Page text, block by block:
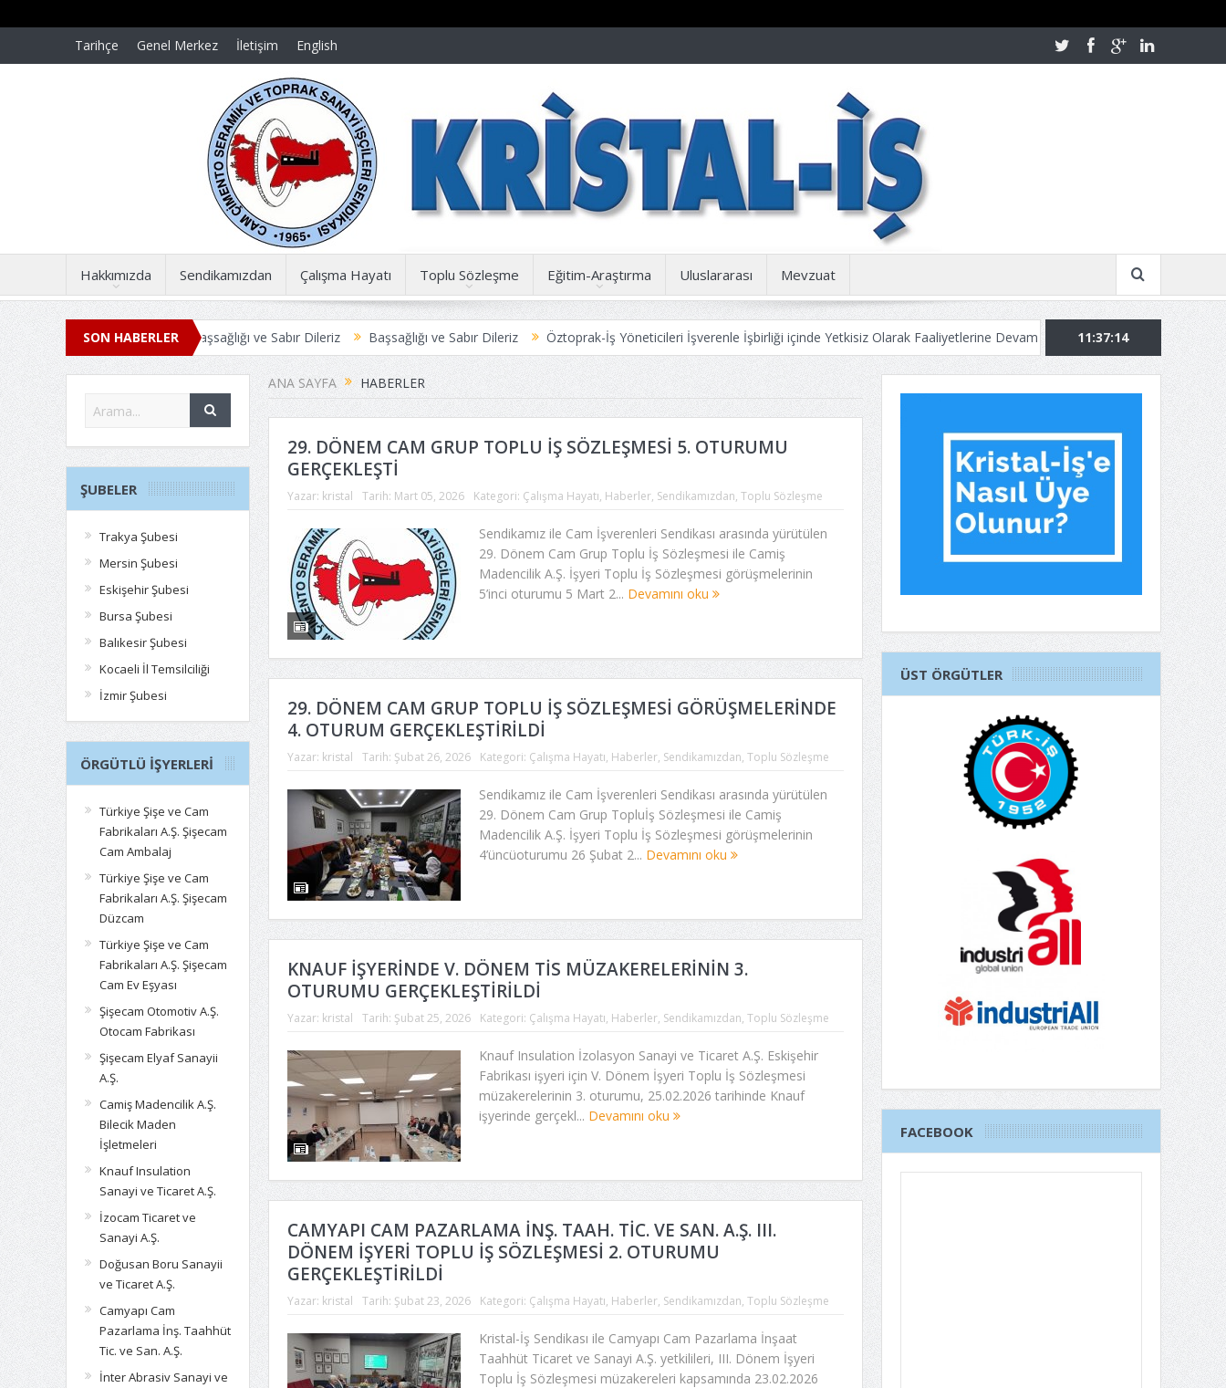
Tarihçe Genel Merkez İletişim English
Hakkımızda Sendikamızdan Çalışma Hayatı Toplu Sözleşme Eğitim-Araştırma Uluslararası Mevzuat
SON HABERLER
dün gibi taze Başsağlığı ve Sabır Dileriz Başsağlığı ve Sabır Dileriz Öztoprak-İş Yöneticileri İşverenle İşbirliği içinde Yetkisiz Olarak Faaliyetlerine Devam Ediyor!
Kurban Bayramınızı Tebrik
ANLAŞMAYLA SONUÇLANDI
Üyelerimize Duyuru
11:37:15
ANA SAYFA HABERLER
29. DÖNEM CAM GRUP TOPLU İŞ SÖZLEŞMESİ 5. OTURUMU
GERÇEKLEŞTİ
Yazar: kristal Tarih: Mart 05, 2026 Kategori: Çalışma Hayatı, Haberler, Sendikamızdan, Toplu Sözleşme
Sendikamız ile Cam İşverenleri Sendikası arasında yürütülen
29. Dönem Cam Grup Toplu İş Sözleşmesi ile Camiş
Madencilik A.Ş. İşyeri Toplu İş Sözleşmesi görüşmelerinin
5’inci oturumu 5 Mart 2... Devamını oku
29. DÖNEM CAM GRUP TOPLU İŞ SÖZLEŞMESİ GÖRÜŞMELERİNDE
4. OTURUM GERÇEKLEŞTİRİLDİ
Yazar: kristal Tarih: Şubat 26, 2026 Kategori: Çalışma Hayatı, Haberler, Sendikamızdan, Toplu Sözleşme
Sendikamız ile Cam İşverenleri Sendikası arasında yürütülen
29. Dönem Cam Grup Topluİş Sözleşmesi ile Camiş
Madencilik A.Ş. İşyeri Toplu İş Sözleşmesi görüşmelerinin
4’üncüoturumu 26 Şubat 2... Devamını oku
KNAUF İŞYERİNDE V. DÖNEM TİS MÜZAKERELERİNİN 3.
OTURUMU GERÇEKLEŞTİRİLDİ
Yazar: kristal Tarih: Şubat 25, 2026 Kategori: Çalışma Hayatı, Haberler, Sendikamızdan, Toplu Sözleşme
Knauf Insulation İzolasyon Sanayi ve Ticaret A.Ş. Eskişehir
Fabrikası işyeri için V. Dönem İşyeri Toplu İş Sözleşmesi
müzakerelerinin 3. oturumu, 25.02.2026 tarihinde Knauf
işyerinde gerçekl... Devamını oku
CAMYAPI CAM PAZARLAMA İNŞ. TAAH. TİC. VE SAN. A.Ş. III.
DÖNEM İŞYERİ TOPLU İŞ SÖZLEŞMESİ 2. OTURUMU
GERÇEKLEŞTİRİLDİ
Yazar: kristal Tarih: Şubat 23, 2026 Kategori: Çalışma Hayatı, Haberler, Sendikamızdan, Toplu Sözleşme
Kristal-İş Sendikası ile Camyapı Cam Pazarlama İnşaat
Taahhüt Ticaret ve Sanayi A.Ş. yetkilileri, III. Dönem İşyeri
Toplu İş Sözleşmesi müzakereleri kapsamında 23.02.2026
ŞUBELER
Trakya Şubesi
Mersin Şubesi
Eskişehir Şubesi
Bursa Şubesi
Balıkesir Şubesi
Kocaeli İl Temsilciliği
İzmir Şubesi
ÖRGÜTLÜ İŞYERLERI
Türkiye Şişe ve Cam
Fabrikaları A.Ş. Şişecam
Cam Ambalaj
Türkiye Şişe ve Cam
Fabrikaları A.Ş. Şişecam
Düzcam
Türkiye Şişe ve Cam
Fabrikaları A.Ş. Şişecam
Cam Ev Eşyası
Şişecam Otomotiv A.Ş.
Otocam Fabrikası
Şişecam Elyaf Sanayii
A.Ş.
Camiş Madencilik A.Ş.
Bilecik Maden
İşletmeleri
Knauf Insulation
Sanayi ve Ticaret A.Ş.
İzocam Ticaret ve
Sanayi A.Ş.
Doğusan Boru Sanayii
ve Ticaret A.Ş.
Camyapı Cam
Pazarlama İnş. Taahhüt
Tic. ve San. A.Ş.
İnter Abrasiv Sanayi ve
ÜST ÖRGÜTLER
FACEBOOK